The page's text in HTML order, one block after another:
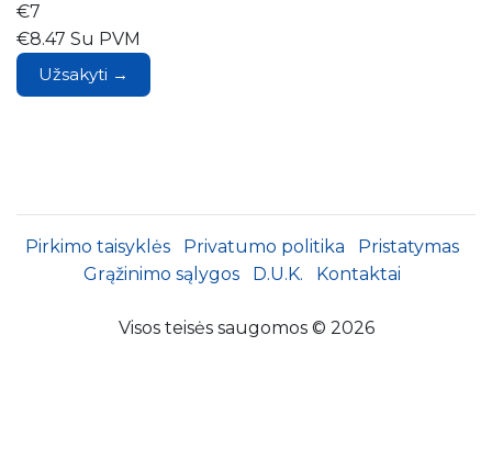
€7
€8.47 Su PVM
Užsakyti →
Pirkimo taisyklės Privatumo politika
Pristatymas
Grąžinimo sąlygos
D.U.K. Kontaktai
Visos teisės saugomos © 2026